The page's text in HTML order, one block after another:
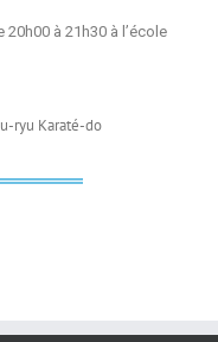
20h00 à 21h30 à l’école